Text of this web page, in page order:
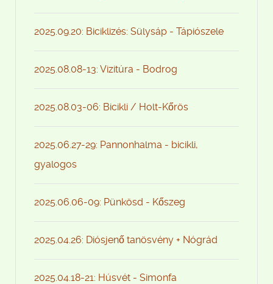
2025.09.20: Biciklizés: Sülysáp - Tápiószele
2025.08.08-13: Vizitúra - Bodrog
2025.08.03-06: Bicikli / Holt-Kőrös
2025.06.27-29: Pannonhalma - bicikli,
gyalogos
2025.06.06-09: Pünkösd - Kőszeg
2025.04.26: Diósjenő tanösvény + Nógrád
2025.04.18-21: Húsvét - Simonfa